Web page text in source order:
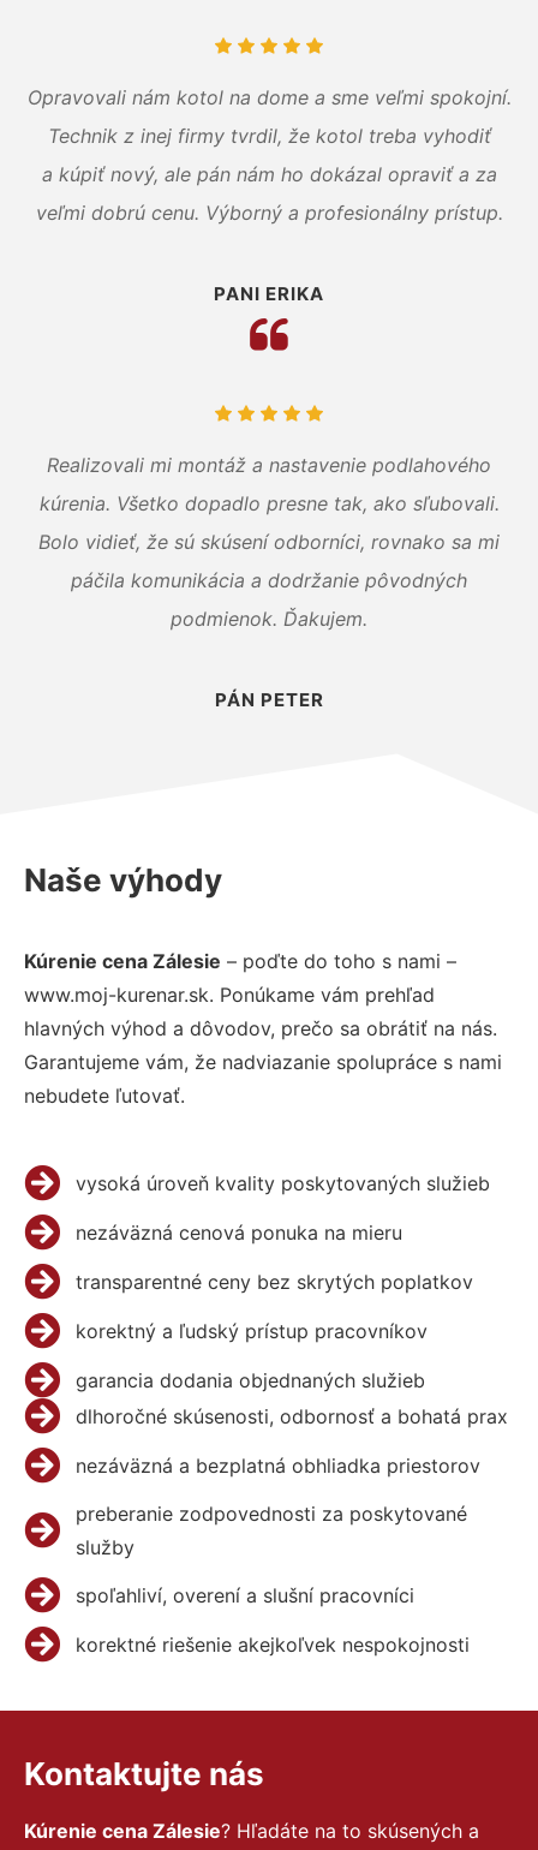
Opravovali nám kotol na dome a sme veľmi spokojní.
Technik z inej firmy tvrdil, že kotol treba vyhodiť
a kúpiť nový, ale pán nám ho dokázal opraviť a za
veľmi dobrú cenu. Výborný a profesionálny prístup.
PANI ERIKA
Realizovali mi montáž a nastavenie podlahového
kúrenia. Všetko dopadlo presne tak, ako sľubovali.
Bolo vidieť, že sú skúsení odborníci, rovnako sa mi
páčila komunikácia a dodržanie pôvodných
podmienok. Ďakujem.
PÁN PETER
Naše výhody
Kúrenie cena Zálesie – poďte do toho s nami –
www.moj-kurenar.sk. Ponúkame vám prehľad
hlavných výhod a dôvodov, prečo sa obrátiť na nás.
Garantujeme vám, že nadviazanie spolupráce s nami
nebudete ľutovať.
vysoká úroveň kvality poskytovaných služieb
nezáväzná cenová ponuka na mieru
transparentné ceny bez skrytých poplatkov
korektný a ľudský prístup pracovníkov
garancia dodania objednaných služieb
dlhoročné skúsenosti, odbornosť a bohatá prax
nezáväzná a bezplatná obhliadka priestorov
preberanie zodpovednosti za poskytované
služby
spoľahliví, overení a slušní pracovníci
korektné riešenie akejkoľvek nespokojnosti
Kontaktujte nás
Kúrenie cena Zálesie? Hľadáte na to skúsených a